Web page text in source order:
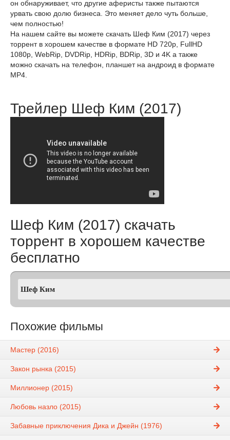
он обнаруживает, что другие аферисты также пытаются
урвать свою долю бизнеса. Это меняет дело чуть больше,
чем полностью!
На нашем сайте вы можете скачать Шеф Ким (2017) через
торрент в хорошем качестве в формате HD 720p, FullHD
1080p, WebRip, DVDRip, HDRip, BDRip, 3D и 4K а также
можно скачать на телефон, планшет на андроид в формате
MP4.
Трейлер Шеф Ким (2017)
Шеф Ким (2017) скачать
торрент в хорошем качестве
бесплатно
Похожие фильмы
Мастер (2016)
Закон рынка (2015)
Миллионер (2015)
Любовь назло (2015)
Забавные приключения Дика и Джейн (1976)